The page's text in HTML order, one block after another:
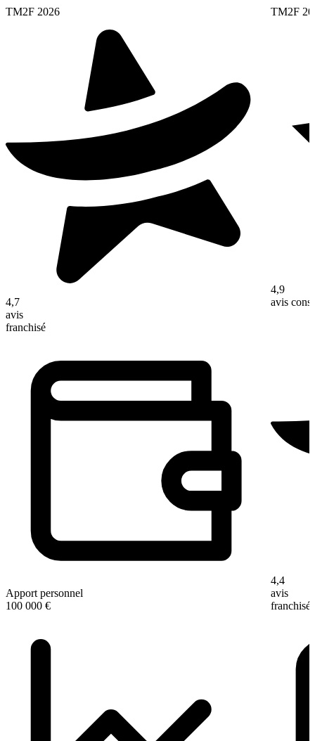
TM2F 2026
4,7
avis
franchisé
Apport personnel
100 000 €
TM2F
4,9
avis
4,4
avis
franchisé